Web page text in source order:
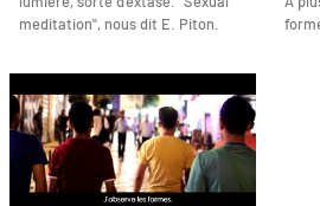
meditation", nous dit E. Piton.